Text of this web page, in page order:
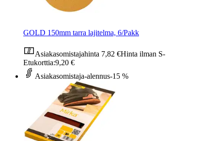
GOLD 150mm tarra lajitelma, 6/Pakk
Asiakasomistajahinta 7,82 €Hinta ilman S-
Etukorttia:9,20 €
Asiakasomistaja-alennus-15 %